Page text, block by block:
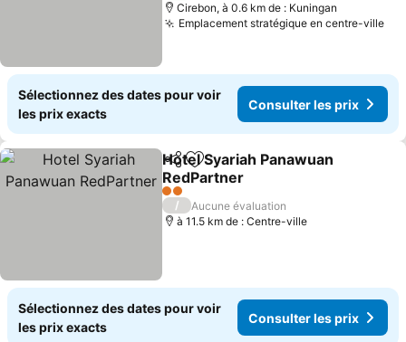
Cirebon, à 0.6 km de : Kuningan
Emplacement stratégique en centre-ville
Sélectionnez des dates pour voir
les prix exacts
Consulter les prix
PartagerAjouter à mes favoris
Hotel Syariah Panawuan
RedPartner
Consulter les prix
2 Étoiles
/
Aucune évaluation
à 11.5 km de : Centre-ville
Sélectionnez des dates pour voir
les prix exacts
Consulter les prix